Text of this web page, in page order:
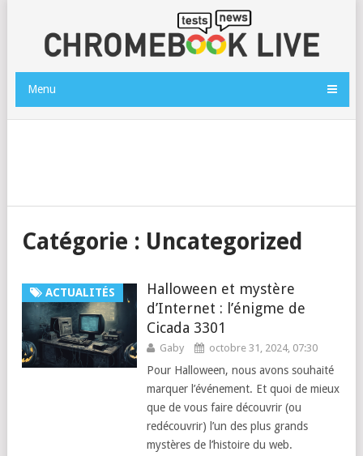
Menu
Catégorie : Uncategorized
ACTUALITÉS
Halloween et mystère
d’Internet : l’énigme de
Cicada 3301
Gaby octobre 31, 2024, 07:30
Pour Halloween, nous avons souhaité
marquer l’événement. Et quoi de mieux
que de vous faire découvrir (ou
redécouvrir) l’un des plus grands
mystères de l’histoire du web.